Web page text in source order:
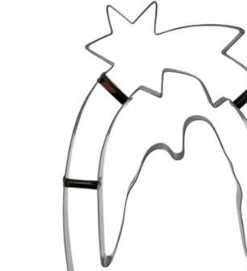
PRO OSLAVY
DO KUCHYNĚ
POCHUTINY
ZDRAVÉ PEČENÍ
DÁRKOVÉ POUKAZY
TÉMATICKÉ PRODUKTY